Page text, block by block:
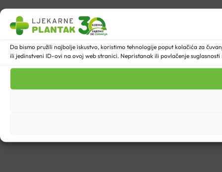
Da bismo pružili najbolje iskustvo, koristimo tehnologije poput kolačića za
ili jedinstveni ID-ovi na ovoj web stranici. Nepristanak ili povlačenje